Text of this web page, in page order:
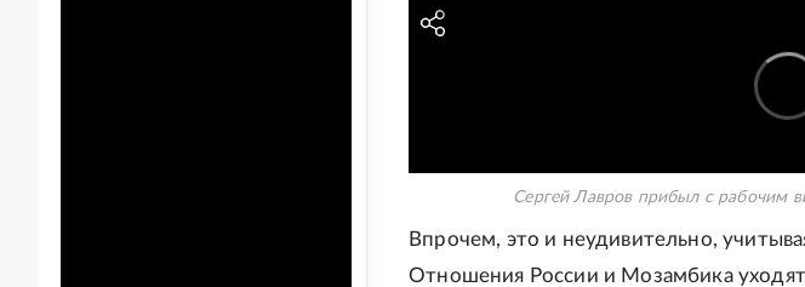
Сергей Лавров прибыл с рабочим
Впрочем, это и неудивительно,
Отношения России и Мозамбика